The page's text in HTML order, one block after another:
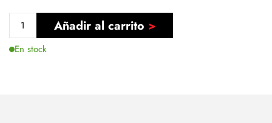
Añadir al carrito
En stock